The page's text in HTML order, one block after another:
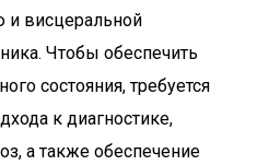
и висцеральной
Чтобы обеспечить
состояния, требуется
к диагностике,
а также обеспечение